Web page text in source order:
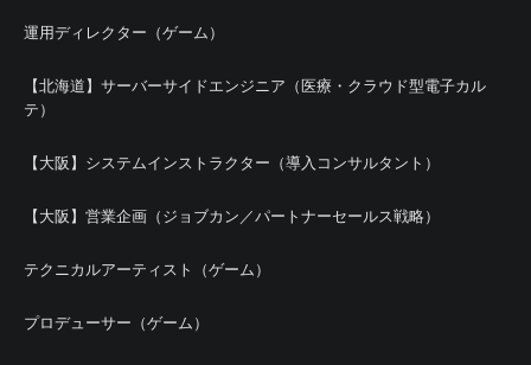
運用ディレクター（ゲーム）
【北海道】サーバーサイドエンジニア（医療・クラウド型電子カル
テ）
【大阪】システムインストラクター（導入コンサルタント）
【大阪】営業企画（ジョブカン／パートナーセールス戦略）
テクニカルアーティスト（ゲーム）
プロデューサー（ゲーム）